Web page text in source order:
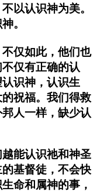
以认识神为美。
。
仅如此，他们也
仅有正确的认
识神，认识生
祝福。我们得救
人一样，缺少认
能认识祂和神圣
基督徒，不会快
命和属神的事，